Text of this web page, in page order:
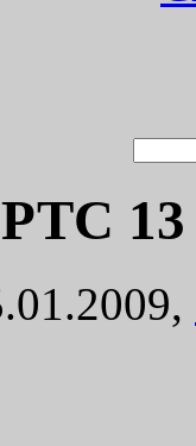
13